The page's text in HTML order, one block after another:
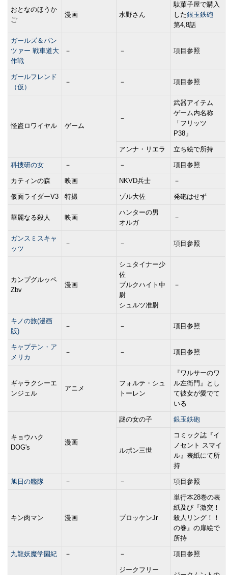
おとなのほうか
ご
漫画 水野さん
駄菓子屋で購入
した銀玉鉄砲
第4,8話
ガールズ＆パン
ツァー 戦車道大
作戦
－ － 項目参照
ガールフレンド
（仮）
－ － 項目参照
怪盗ロワイヤル ゲーム
－
武器アイテム
ゲーム内名称
「フリッツ
P38」
アンナ・リエラ 立ち絵で所持
科捜研の女 － － 項目参照
カティンの森 映画 NKVD兵士 －
仮面ライダーV3 特撮 ゾル大佐 発砲はせず
華麗なる殺人 映画
ハンターの男
オルガ
－
ガンスミスキャ
ッツ
－ － 項目参照
カンプグルッペ
Zbv
漫画
シュタイナー少
佐
ブルクハイト中
尉
シュルツ准尉
－
キノの旅(漫画
版)
－ － 項目参照
キャプテン・ア
メリカ
－ － 項目参照
ギャラクシーエ
ンジェル
アニメ
フォルテ・シュ
トーレン
『ワルサーのワ
ル左衛門』とし
て彼女が愛でて
いる
キョウハク
DOG's
漫画
謎の女の子 銀玉鉄砲
ルポン三世
コミック誌『イ
ノセント スマイ
ル』表紙にて所
持
旭日の艦隊 － － 項目参照
キン肉マン 漫画 ブロッケンJr
単行本28巻の表
紙及び『激突！
殺人リング！！
の巻』の扉絵で
所持
九龍妖魔学園紀 － － 項目参照
ジークフリー